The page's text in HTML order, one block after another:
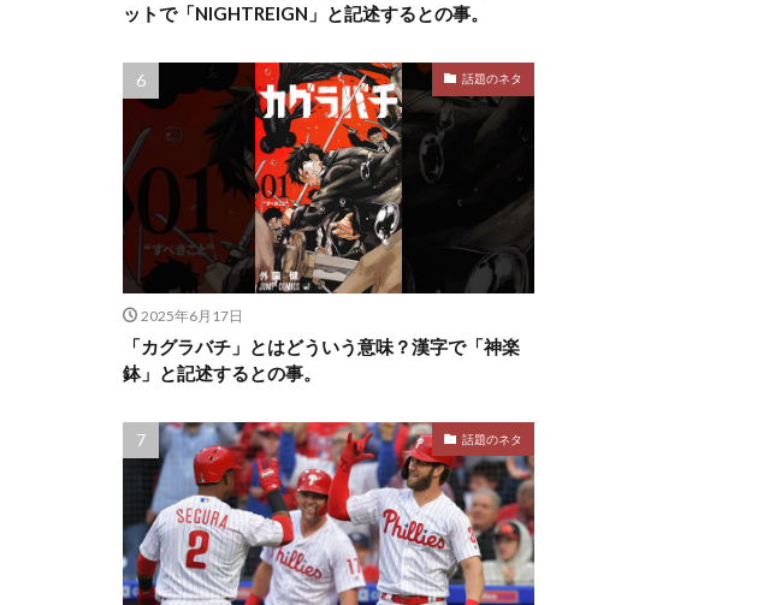
ットで「NIGHTREIGN」と記述するとの事。
話題のネタ
2025年6月17日
「カグラバチ」とはどういう意味？漢字で「神楽
鉢」と記述するとの事。
話題のネタ